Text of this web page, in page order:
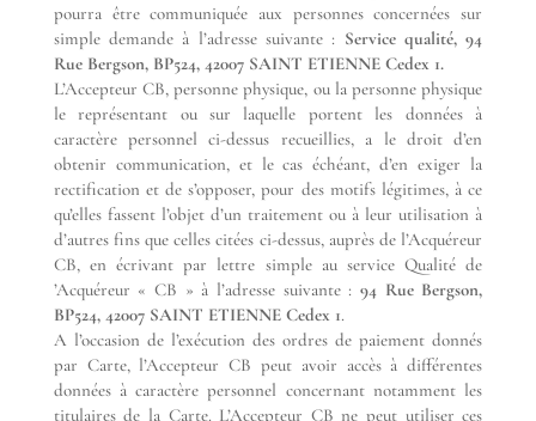
pourra être communiquée aux personnes concernées sur
simple demande à l’adresse suivante : Service qualité, 94
Rue Bergson, BP524, 42007 SAINT ETIENNE Cedex 1.
L’Accepteur CB, personne physique, ou la personne physique
le représentant ou sur laquelle portent les données à
caractère personnel ci-dessus recueillies, a le droit d’en
obtenir communication, et le cas échéant, d’en exiger la
rectification et de s’opposer, pour des motifs légitimes, à ce
qu’elles fassent l’objet d’un traitement ou à leur utilisation à
d’autres fins que celles citées ci-dessus, auprès de l’Acquéreur
CB, en écrivant par lettre simple au service Qualité de
’Acquéreur « CB » à l’adresse suivante : 94 Rue Bergson,
BP524, 42007 SAINT ETIENNE Cedex 1.
A l’occasion de l’exécution des ordres de paiement donnés
par Carte, l’Accepteur CB peut avoir accès à différentes
données à caractère personnel concernant notamment les
titulaires de la Carte. L’Accepteur CB ne peut utiliser ces